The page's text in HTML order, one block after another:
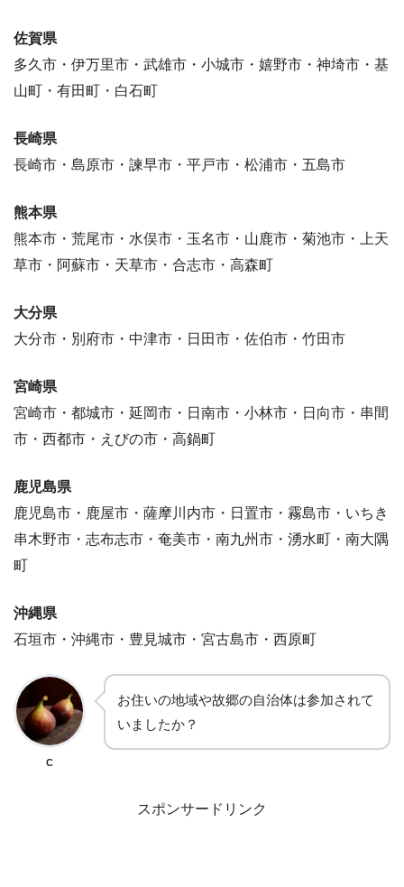
佐賀県
多久市・伊万里市・武雄市・小城市・嬉野市・神埼市・基
山町・有田町・白石町
長崎県
長崎市・島原市・諫早市・平戸市・松浦市・五島市
熊本県
熊本市・荒尾市・水俣市・玉名市・山鹿市・菊池市・上天
草市・阿蘇市・天草市・合志市・高森町
大分県
大分市・別府市・中津市・日田市・佐伯市・竹田市
宮崎県
宮崎市・都城市・延岡市・日南市・小林市・日向市・串間
市・西都市・えびの市・高鍋町
鹿児島県
鹿児島市・鹿屋市・薩摩川内市・日置市・霧島市・いちき
串木野市・志布志市・奄美市・南九州市・湧水町・南大隅
町
沖縄県
石垣市・沖縄市・豊見城市・宮古島市・西原町
C
お住いの地域や故郷の自治体は参加されて
いましたか？
スポンサードリンク